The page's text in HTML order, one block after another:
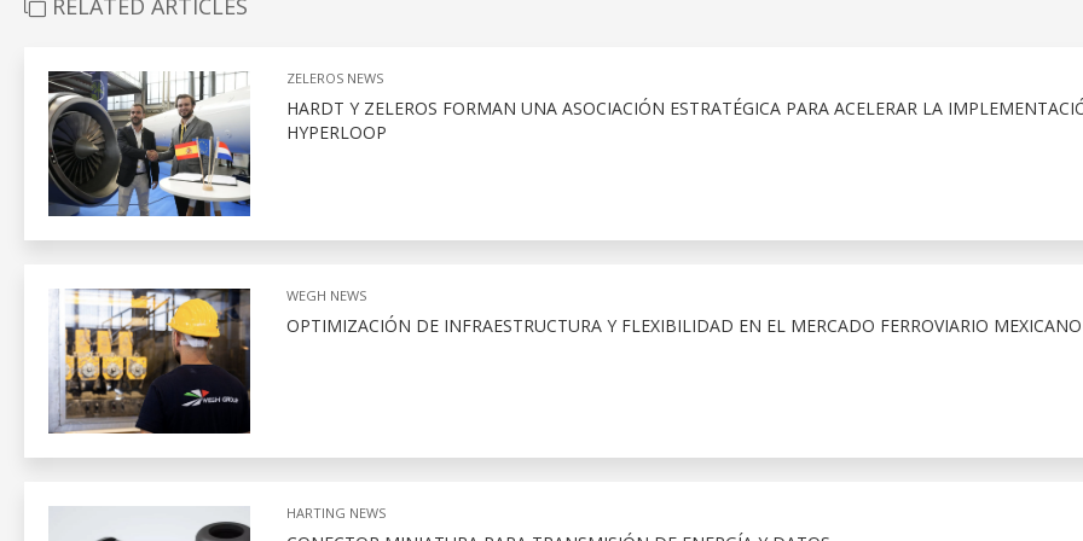
RELATED ARTICLES
ZELEROS NEWS
HARDT Y ZELEROS FORMAN UNA ASOCIACIÓN ESTRATÉGICA PARA ACELERAR LA
HYPERLOOP
WEGH NEWS
OPTIMIZACIÓN DE INFRAESTRUCTURA Y FLEXIBILIDAD EN EL MERCADO FERROVIARIO MEXICANO
HARTING NEWS